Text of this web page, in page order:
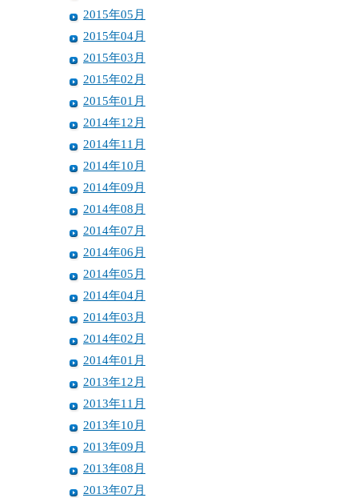
2015年05月
2015年04月
2015年03月
2015年02月
2015年01月
2014年12月
2014年11月
2014年10月
2014年09月
2014年08月
2014年07月
2014年06月
2014年05月
2014年04月
2014年03月
2014年02月
2014年01月
2013年12月
2013年11月
2013年10月
2013年09月
2013年08月
2013年07月